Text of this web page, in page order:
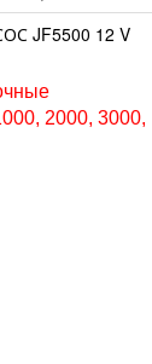
JF5500 12 V
2000, 3000,